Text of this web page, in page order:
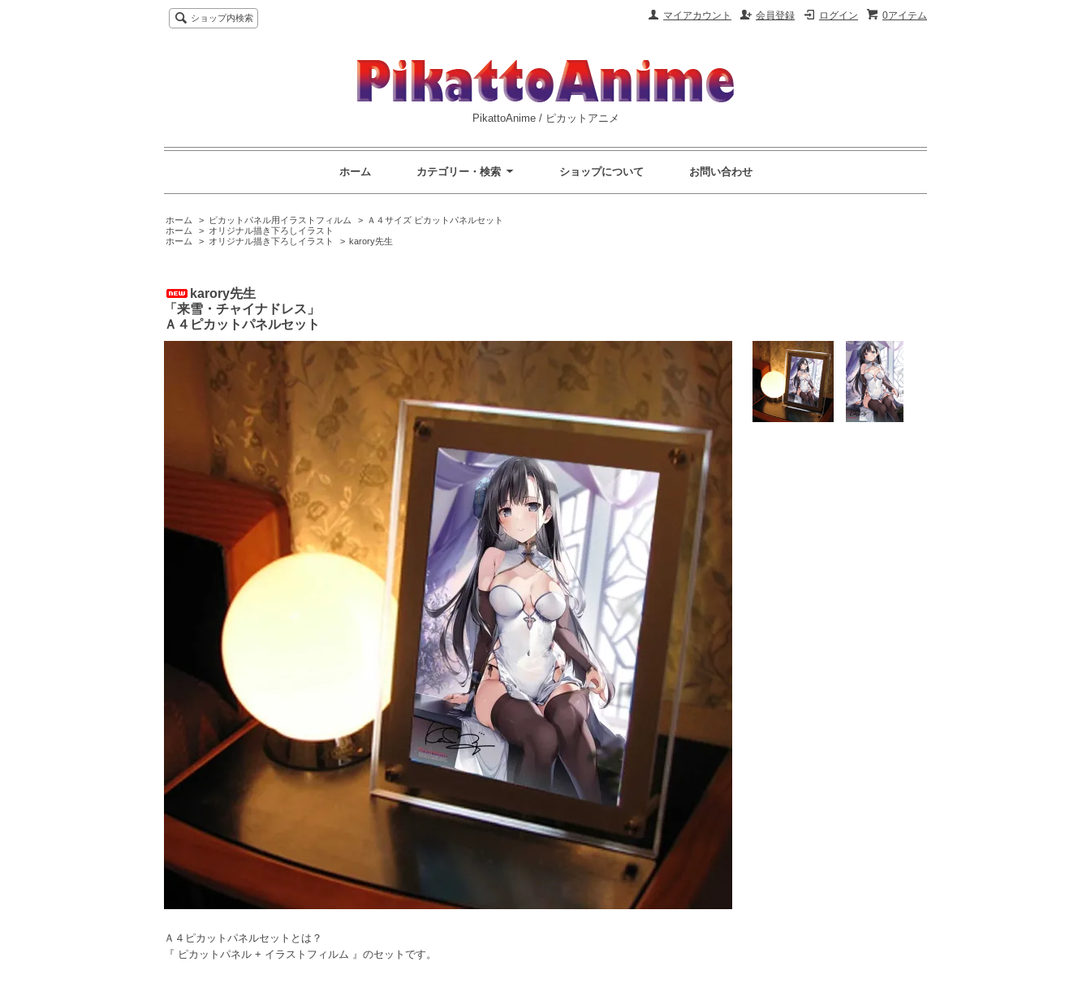
0アイテム
ログイン
会員登録
マイアカウント
ショップ内検索
PikattoAnime / ピカットアニメ
ホーム カテゴリー・検索 ショップについて お問い合わせ
ホーム > ピカットパネル用イラストフィルム >
Ａ４サイズ ピカットパネルセット
ホーム
> オリジナル描き下ろしイラスト
ホーム
> オリジナル描き下ろしイラスト > karory先生
karory先生
「来雪・チャイナドレス」
Ａ４ピカットパネルセット
Ａ４ピカットパネルセットとは？
『 ピカットパネル + イラストフィルム 』のセットです。